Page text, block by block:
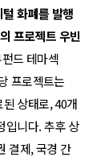
화폐를 발행
프로젝트 우빈
드 테마섹
프로젝트는
상태로, 40개
입니다. 추후 상
결제, 국경 간